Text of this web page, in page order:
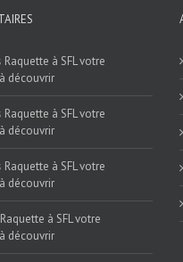
Raquette à SFL votre
découvrir
Raquette à SFL votre
découvrir
Raquette à SFL votre
découvrir
Raquette à SFL votre
découvrir